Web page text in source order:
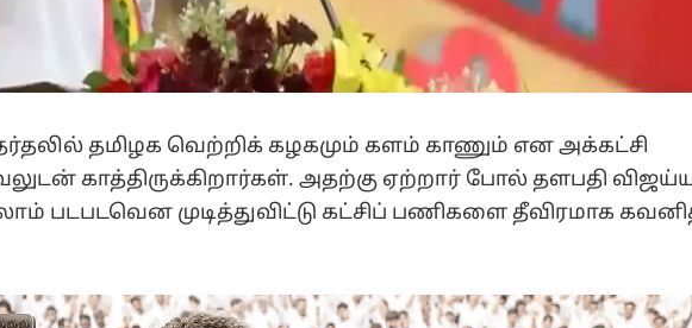
தமிழக வெற்றிக் கழகமும் களம் காணும் என அக்கட்சி
காத்திருக்கிறார்கள். அதற்கு ஏற்றார் போல் தளபதி
படபடவென முடித்துவிட்டு கட்சிப் பணிகளை தீவிரமாக